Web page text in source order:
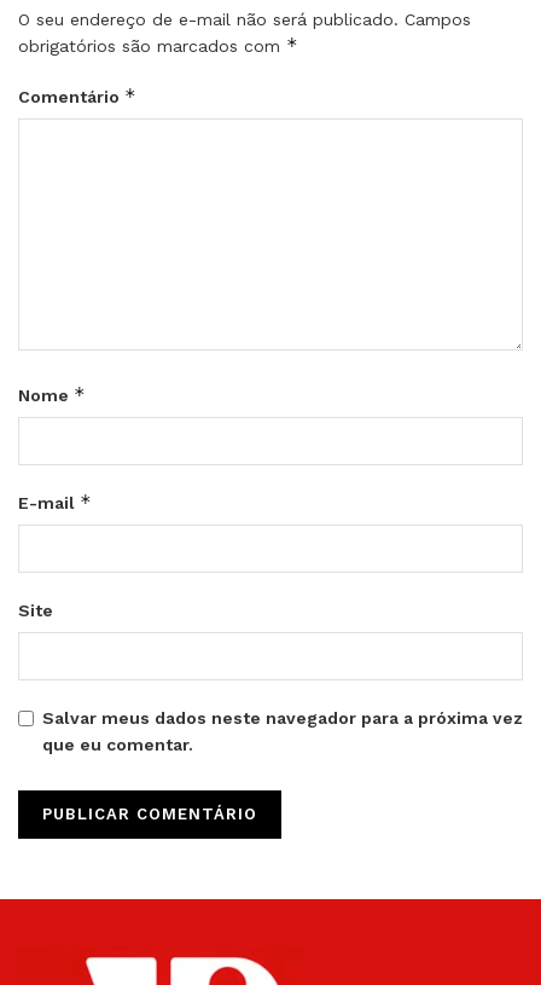
O seu endereço de e-mail não será publicado. Campos
obrigatórios são marcados com *
Comentário *
Nome *
E-mail *
Site
Salvar meus dados neste navegador para a próxima vez
que eu comentar.